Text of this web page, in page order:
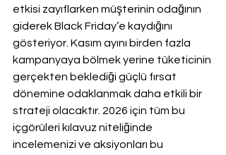
etkisi zayıflarken müşterinin odağının
giderek Black Friday’e kaydığını
gösteriyor. Kasım ayını birden fazla
kampanyaya bölmek yerine tüketicinin
gerçekten beklediği güçlü fırsat
dönemine odaklanmak daha etkili bir
strateji olacaktır. 2026 için tüm bu
içgörüleri kılavuz niteliğinde
incelemenizi ve aksiyonları bu